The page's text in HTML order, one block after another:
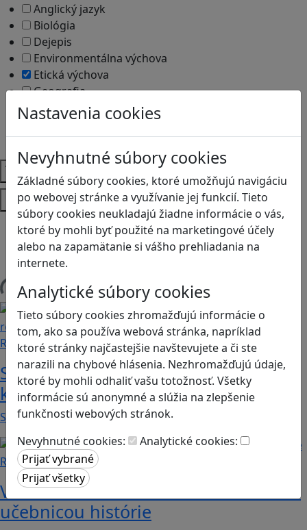
Nastavenia cookies
Nevyhnutné súbory cookies
Základné súbory cookies, ktoré umožňujú navigáciu
po webovej stránke a využívanie jej funkcií. Tieto
súbory cookies neukladajú žiadne informácie o vás,
ktoré by mohli byť použité na marketingové účely
alebo na zapamätanie si vášho prehliadania na
internete.
Analytické súbory cookies
Tieto súbory cookies zhromažďujú informácie o
tom, ako sa používa webová stránka, napríklad
ktoré stránky najčastejšie navštevujete a či ste
narazili na chybové hlásenia. Nezhromažďujú údaje,
ktoré by mohli odhaliť vašu totožnosť. Všetky
informácie sú anonymné a slúžia na zlepšenie
funkčnosti webových stránok.
Nevyhnutné cookies:
Analytické cookies:
Anglický jazyk
Biológia
Dejepis
Environmentálna výchova
Etická výchova
Geografia
Matematika
Občianska náuka
Vlastiveda
Témy
Platformy
Android
Herná konzola
Stolové, kartové
Načítam blogy
Recenzie
Smushi Come Home: Milá hra, v
ktorej sa naučíte rozoznávať huby
Smushi Come Home je roztomilá a relaxačná…
Recenzie
Valiant Hearts: Keď sa videohra stáva
učebnicou histórie